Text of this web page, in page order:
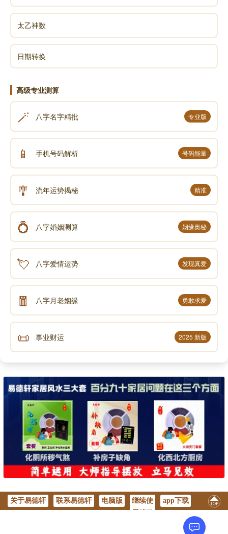
太乙神数
日期转换
高级专业测算
🪄 八字名字精批 专业版
📱 手机号码解析 号码能量
🎐 流年运势揭秘 精准
💍 八字婚姻测算 姻缘奥秘
💘 八字爱情运势 发现真爱
🧧 八字月老姻缘 勇敢求爱
📜 事业财运 2025 新版
关于易德轩 联系易德轩 电脑版
继续使
app下载